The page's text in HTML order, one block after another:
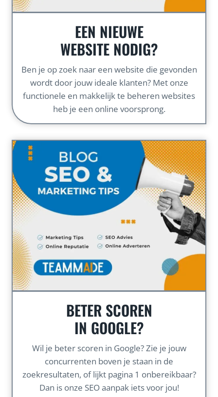
EEN NIEUWE
WEBSITE NODIG?
Ben je op zoek naar een website die gevonden
wordt door jouw ideale klanten? Met onze
functionele en makkelijk te beheren websites
heb je een online voorsprong.
BETER SCOREN
IN GOOGLE?
Wil je beter scoren in Google? Zie je jouw
concurrenten boven je staan in de
zoekresultaten, of lijkt pagina 1 onbereikbaar?
Dan is onze SEO aanpak iets voor jou!